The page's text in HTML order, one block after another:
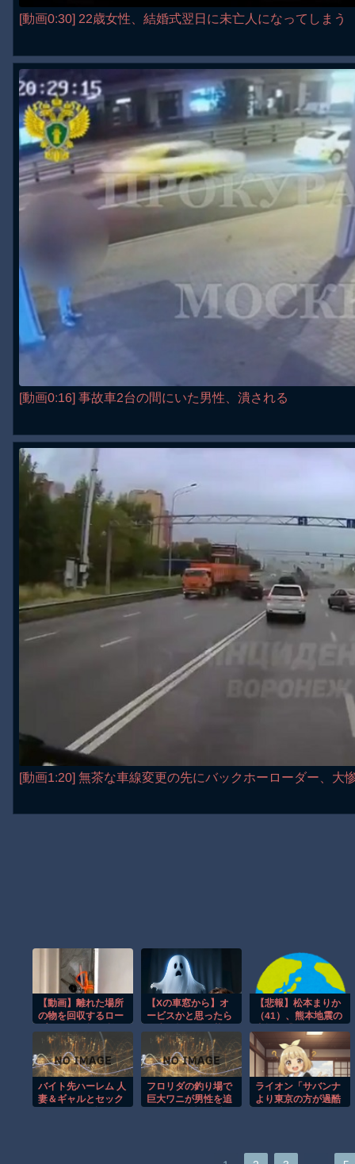
[動画0:30] 22歳女性、結婚式翌日に未亡人になってしまう
[動画0:16] 事故車2台の間にいた男性、潰される
[動画1:20] 無茶な車線変更の先にバックホーローダー、大
【動画】離れた場所
の物を回収するロー
覚えたい。
【Xの車窓から】オ
ービスかと思ったら
ほか
【悲報】松本まりか
（41）、熊本地震の
い動画』を公開して
しまう！！！！！！
バイト先ハーレム 人
妻＆ギャルとセック
フロリダの釣り場で
巨大ワニが男性を追
ライオン「サバンナ
より東京の方が過酷